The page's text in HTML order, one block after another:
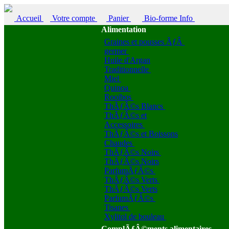
Accueil Votre compte Panier Bio-forme Info
Alimentation
Graines et pousses ÃƒÂ
germer
Huile d'Argan
Traditionnelle
Miel
Quinoa
Rooibos
ThÃƒÂ©s Blancs
ThÃƒÂ©s et
Accessoires
ThÃƒÂ©s et Boissons
Chaudes
ThÃƒÂ©s Noirs
ThÃƒÂ©s Noirs
ParfumÃƒÂ©s
ThÃƒÂ©s Verts
ThÃƒÂ©s Verts
ParfumÃƒÂ©s
Tisanes
Xylitol de bouleau